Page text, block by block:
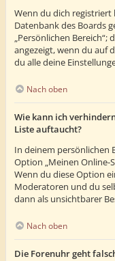
Wenn du dich registriert
Datenbank des Boards
„Persönlichen
angezeigt, wenn du auf
du alle deine
Nach oben
Wie kann ich
Liste auftaucht?
In deinem persönlichen
Option „Meinen Online-
Wenn du diese Option
Moderatoren und du
dann als unsichtbarer
Nach oben
Die Forenuhr geht